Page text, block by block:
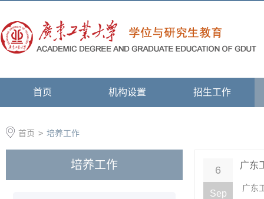
首页 机构设置 招生工作
首页 > 培养工作
培养工作 6
Sep
广东
广东